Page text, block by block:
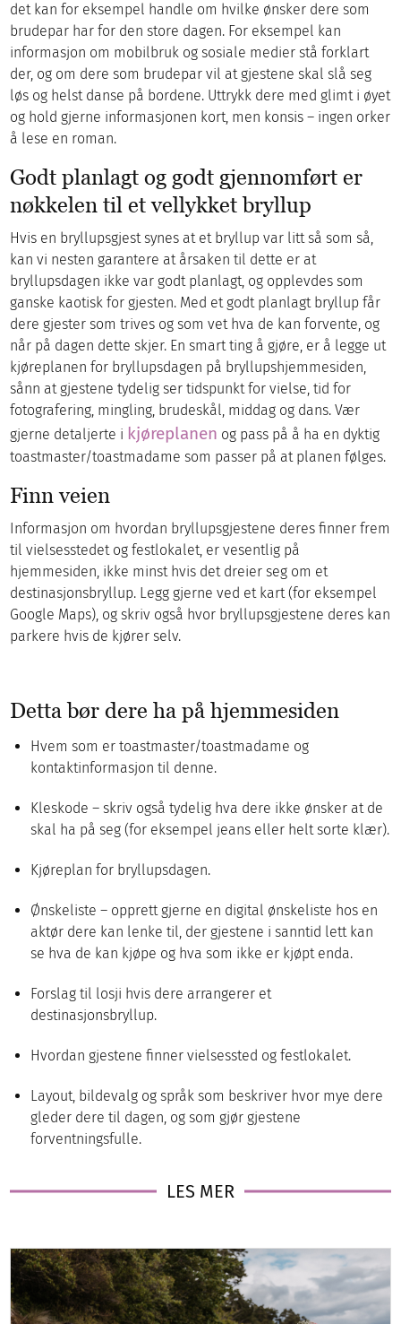
det kan for eksempel handle om hvilke ønsker dere som
brudepar har for den store dagen. For eksempel kan
informasjon om mobilbruk og sosiale medier stå forklart
der, og om dere som brudepar vil at gjestene skal slå seg
løs og helst danse på bordene. Uttrykk dere med glimt i øyet
og hold gjerne informasjonen kort, men konsis – ingen orker
å lese en roman.
Godt planlagt og godt gjennomført er
nøkkelen til et vellykket bryllup
Hvis en bryllupsgjest synes at et bryllup var litt så som så,
kan vi nesten garantere at årsaken til dette er at
bryllupsdagen ikke var godt planlagt, og opplevdes som
ganske kaotisk for gjesten. Med et godt planlagt bryllup får
dere gjester som trives og som vet hva de kan forvente, og
når på dagen dette skjer. En smart ting å gjøre, er å legge ut
kjøreplanen for bryllupsdagen på bryllupshjemmesiden,
sånn at gjestene tydelig ser tidspunkt for vielse, tid for
fotografering, mingling, brudeskål, middag og dans. Vær
gjerne detaljerte i kjøreplanen og pass på å ha en dyktig
toastmaster/toastmadame som passer på at planen følges.
Finn veien
Informasjon om hvordan bryllupsgjestene deres finner frem
til vielsesstedet og festlokalet, er vesentlig på
hjemmesiden, ikke minst hvis det dreier seg om et
destinasjonsbryllup. Legg gjerne ved et kart (for eksempel
Google Maps), og skriv også hvor bryllupsgjestene deres kan
parkere hvis de kjører selv.
Detta bør dere ha på hjemmesiden
Hvem som er toastmaster/toastmadame og
kontaktinformasjon til denne.
Kleskode – skriv også tydelig hva dere ikke ønsker at de
skal ha på seg (for eksempel jeans eller helt sorte klær).
Kjøreplan for bryllupsdagen.
Ønskeliste – opprett gjerne en digital ønskeliste hos en
aktør dere kan lenke til, der gjestene i sanntid lett kan
se hva de kan kjøpe og hva som ikke er kjøpt enda.
Forslag til losji hvis dere arrangerer et
destinasjonsbryllup.
Hvordan gjestene finner vielsessted og festlokalet.
Layout, bildevalg og språk som beskriver hvor mye dere
gleder dere til dagen, og som gjør gjestene
forventningsfulle.
LES MER